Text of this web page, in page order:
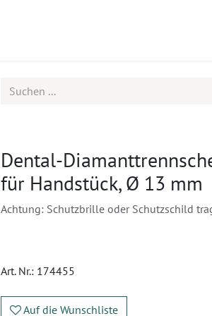
Dental-
für Handstück, Ø 13 mm
Achtung: Schutzbrille oder Schutzschild
Art. Nr.: 174455
Auf die Wunschliste